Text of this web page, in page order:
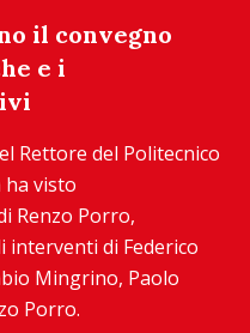
il convegno
e i
Rettore del Politecnico
ha visto
Renzo Porro,
interventi di Federico
Mingrino, Paolo
Porro.